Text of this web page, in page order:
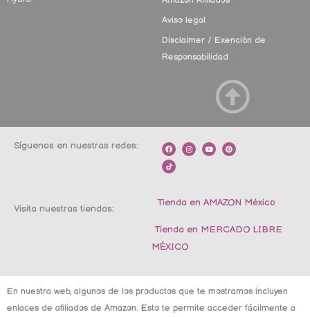
Aviso legal
Disclaimer / Exención de
Responsabilidad
Síguenos en nuestras redes:
F
a
c
e
b
I
n
s
m
Y
o
u
P
i
n
t
T
i
k
t
o
Visita nuestras tiendas:
Tienda en AMAZON México
Tienda en MERCADO LIBRE
MÉXICO
En nuestra web, algunos de los productos que te mostramos incluyen
enlaces de afiliados de Amazon. Esto te permite acceder fácilmente a